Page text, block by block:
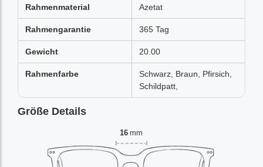
Rahmenmaterial Azetat
Rahmengarantie 365 Tag
Gewicht 20.00
Rahmenfarbe
Schwarz, Braun, Pfirsich,
Schildpatt,
Größe Details
16 mm